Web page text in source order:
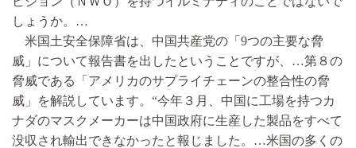
しょうか。…
米国土安全保障省は、中国共産党の「9つの主要な脅
威」について報告書を出したということですが、…第８の
脅威である「アメリカのサプライチェーンの整合性の脅
威」を解説しています。“今年３月、中国に工場を持つカ
ナダのマスクメーカーは中国政府に生産した製品をすべて
没収され輸出できなかったと報じました。…米国の多くの